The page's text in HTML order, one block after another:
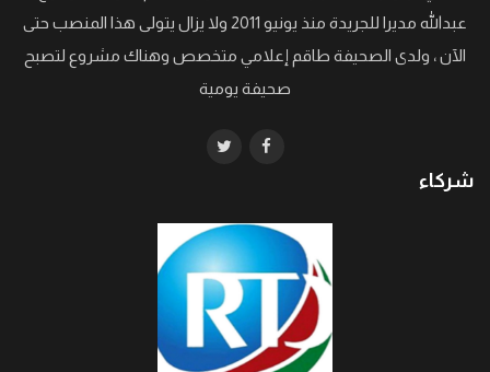
عبدالله مديرا للجريدة منذ يونيو 2011 ولا يزال يتولى هذا المنصب حتى
الآن ، ولدى الصحيفة طاقم إعلامي متخصص وهناك مشروع لتصبح
صحيفة يومية
شركاء